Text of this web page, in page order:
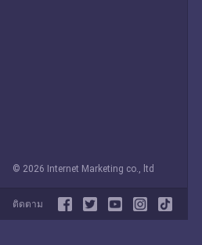
© 2026 Internet Marketing co., ltd
ติดตาม